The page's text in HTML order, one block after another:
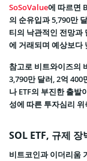
SoSoValue에 따르면
의 순유입과 5,790만
티의 낙관적인 전망과
에 거래되며 예상보다
참고로 비트와이즈의
3,790만 달러, 2억
나 ETF의 부진한 출발
성에 따른 투자심리
SOL ETF, 규제
비트코인과 이더리움